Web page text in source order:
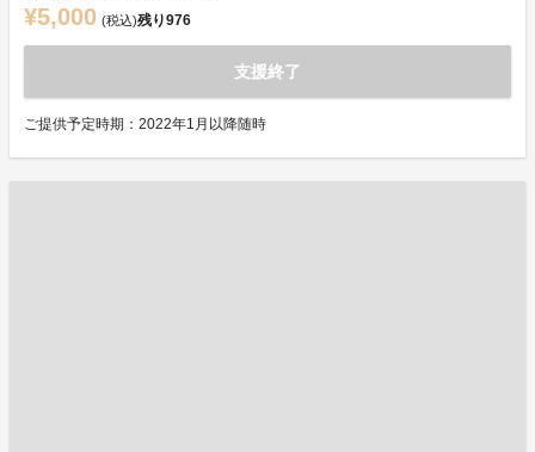
¥5,000 (税込)残り976
支援終了
ご提供予定時期：2022年1月以降随時